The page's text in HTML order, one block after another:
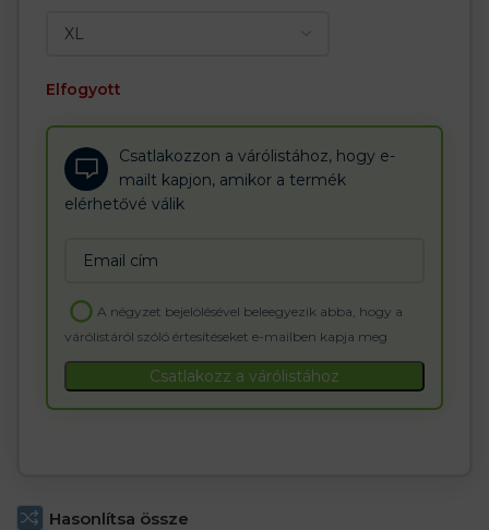
Elfogyott
Csatlakozzon a várólistához, hogy e-
mailt kapjon, amikor a termék
elérhetővé válik
A négyzet bejelölésével beleegyezik abba, hogy a
várólistáról szóló értesítéseket e-mailben kapja meg
your
email
address
to
join
the
waitlist
Csatlakozz a várólistához
Hasonlítsa össze